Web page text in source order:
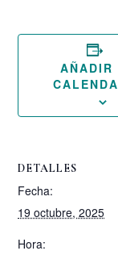
AÑADIR
DETALLES
Fecha:
19 octubre, 2025
Hora: